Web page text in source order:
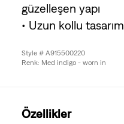
güzelleşen yapı
• Uzun kollu tasarım
Style # A915500220
Renk: Med indigo - worn in
Özellikler